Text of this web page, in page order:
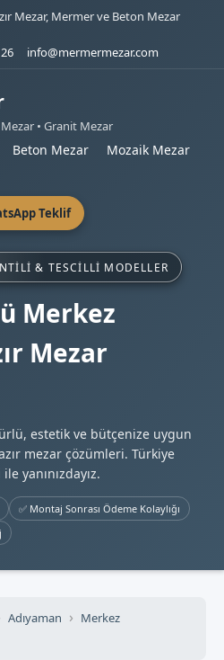
Mezar, Mermer ve Beton Mezar
info@mermermezar.com
• Granit Mezar
Beton Mezar
Mozaik Mezar
Teklif
& TESCILLI MODELLER
Merkez
Mezar
estetik ve bütçenize uygun
mezar çözümleri. Türkiye
yanınızdayız.
✅ Montaj Sonrası Ödeme Kolaylığı
Adıyaman
Merkez